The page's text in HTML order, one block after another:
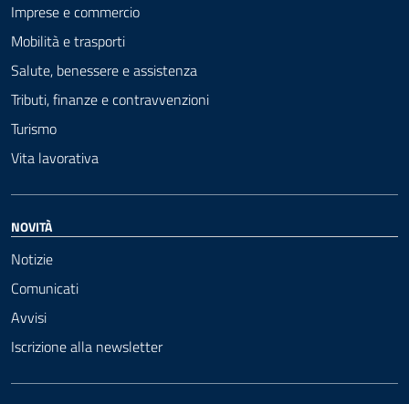
Imprese e commercio
Mobilità e trasporti
Salute, benessere e assistenza
Tributi, finanze e contravvenzioni
Turismo
Vita lavorativa
NOVITÀ
Notizie
Comunicati
Avvisi
Iscrizione alla newsletter